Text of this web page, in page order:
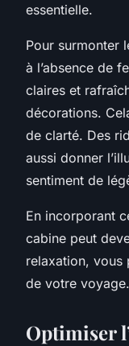
essentielle.
Pour surmonter
à l’absence de
claires et
décorations.
de clarté. Des
aussi donner
sentiment de
En incorporant
cabine peut
relaxation, vous
de votre voyage.
Optimiser